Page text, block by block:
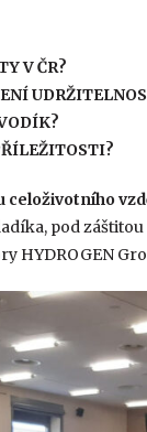
V ČR?
celoživotního
pod
HYDROGEN